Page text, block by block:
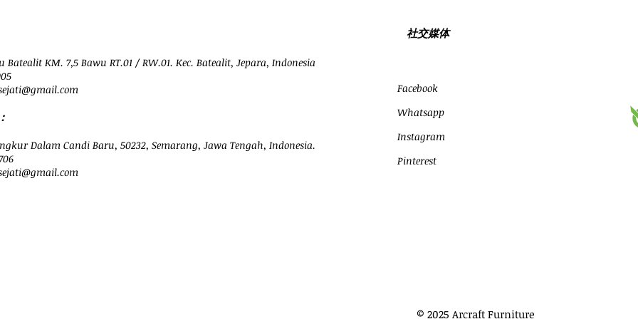
Batealit KM. 7,5 Bawu RT.01 / RW.01. Kec. Batealit, Jepara, Indonesia
gmail.com
Dalam Candi Baru, 50232, Semarang, Jawa Tengah, Indonesia.
社交媒体
Facebook
Whatsapp
Instagram
Pinterest
© 2025 Arcraft Furniture